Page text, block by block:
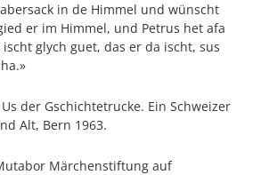
in de Himmel und wünscht
er im Himmel, und Petrus het afa
glych guet, das er da ischt, sus
der Gschichtetrucke. Ein Schweizer
Alt, Bern 1963.
Märchenstiftung auf